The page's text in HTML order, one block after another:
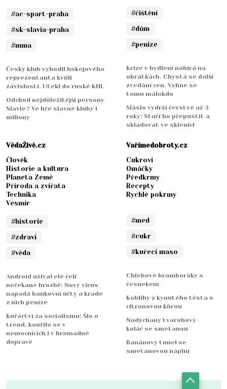
#ac-spart-praha
#sk-slavia-praha
#mma
Český klub vyhodil hokejového
reprezentanta kvůli
závislosti. Utekl do ruské KHL
Odchod nejdůležitější persony
Slavie? Ve hře slavné kluby i
miliony
#čištění
#dům
#penize
Krize v bydlení nabírá na
obrátkách. Chystá se další
zvedání cen. Vyhne se
tomu málokdo
Máslo vydrží čerstvé až 3
roky: Stačí ho přepustit a
skladovat ve sklenici
VědaŽivě.cz
Člověk
Historie a kultura
Planeta Země
Příroda a zvířata
Technika
Vesmír
#historie
#zdraví
#věda
Android uživatelé čelí
nečekané hrozbě: Nový virus
napadá bankovní účty a krade
z nich peníze
Kuřáctví za socialismu: Šlo o
trend, kouřilo se v
nemocnicích i v hromadné
dopravě
Vařímedobroty.cz
Cukroví
Omáčky
Předkrmy
Recepty
Rychlé pokrmy
#med
#cukr
#kuřecí maso
Chlebové bramboráky s
česnekem
Koblihy z kynutého těsta s
citronovou kůrou
Nadýchaný tvarohový
koláč se smetanou
Banánový tunel se
smetanovou náplní